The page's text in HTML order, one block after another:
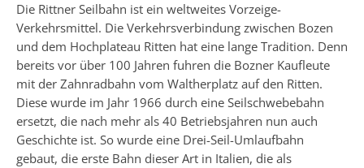
Die Rittner Seilbahn ist ein weltweites Vorzeige-
Verkehrsmittel. Die Verkehrsverbindung zwischen Bozen
und dem Hochplateau Ritten hat eine lange Tradition. Denn
bereits vor über 100 Jahren fuhren die Bozner Kaufleute
mit der Zahnradbahn vom Waltherplatz auf den Ritten.
Diese wurde im Jahr 1966 durch eine Seilschwebebahn
ersetzt, die nach mehr als 40 Betriebsjahren nun auch
Geschichte ist. So wurde eine Drei-Seil-Umlaufbahn
gebaut, die erste Bahn dieser Art in Italien, die als